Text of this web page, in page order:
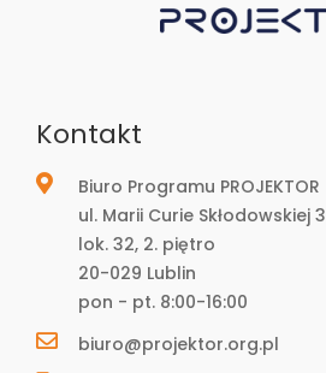
Kontakt
Biuro Programu PROJEKTOR
ul. Marii Curie Skłodowskiej 3
lok. 32, 2. piętro
20-029 Lublin
pon - pt. 8:00-16:00
biuro@projektor.org.pl